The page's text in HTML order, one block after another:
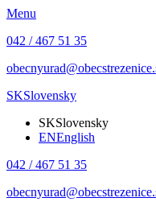
Menu
042 / 467 51 35
SKSlovensky
SKSlovensky
ENEnglish
042 / 467 51 35